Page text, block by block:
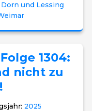
Dorn und Lessing
1304:
nicht zu
2025